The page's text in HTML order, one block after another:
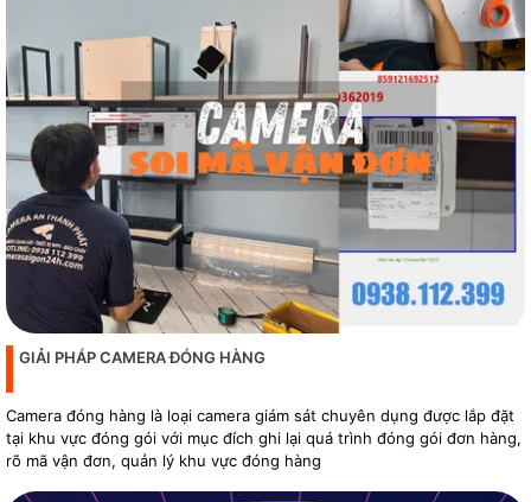
GIẢI PHÁP CAMERA ĐÓNG HÀNG
Camera đóng hàng là loại camera giám sát chuyên dụng được lắp đặt
tại khu vực đóng gói với mục đích ghi lại quá trình đóng gói đơn hàng,
rõ mã vận đơn, quản lý khu vực đóng hàng